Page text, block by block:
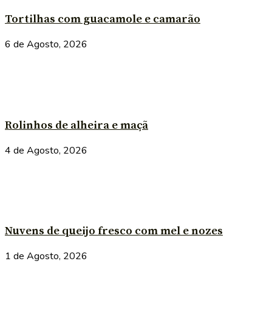
Tortilhas com guacamole e camarão
6 de Agosto, 2026
Rolinhos de alheira e maçã
4 de Agosto, 2026
Nuvens de queijo fresco com mel e nozes
1 de Agosto, 2026